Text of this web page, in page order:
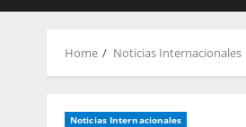
Home Noticias Internacionales
Noticias Internacionales